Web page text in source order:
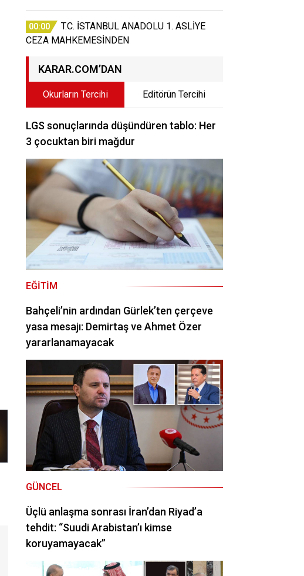
00:00
T.C. İSTANBUL ANADOLU 1. ASLİYE
CEZA MAHKEMESİNDEN
KARAR.COM’DAN
Okurların Tercihi Editörün Tercihi
LGS sonuçlarında düşündüren tablo: Her
3 çocuktan biri mağdur
EĞITIM
Bahçeli’nin ardından Gürlek’ten çerçeve
yasa mesajı: Demirtaş ve Ahmet Özer
yararlanamayacak
GÜNCEL
Üçlü anlaşma sonrası İran’dan Riyad’a
tehdit: “Suudi Arabistan’ı kimse
koruyamayacak”